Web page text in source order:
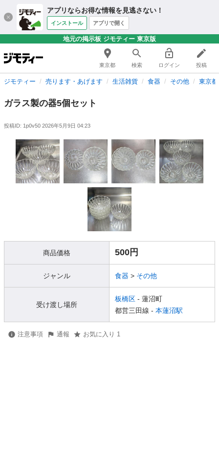
アプリならお得な情報を見逃さない！
インストール アプリで開く
地元の掲示板 ジモティー 東京版
東京都 検索 ログイン 投稿
ジモティー 売ります・あげます 生活雑貨 食器 その他 東京
ガラス製の器5個セット
投稿ID: 1p0v50 2026年5月9日 04:23
商品価格 500円
ジャンル 食器 > その他
受け渡し場所
板橋区 - 蓮沼町
都営三田線 - 本蓮沼駅
注意事項 通報 お気に入り 1